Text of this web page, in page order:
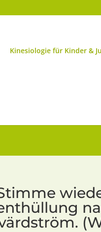
Kinesiologie für Kinder &